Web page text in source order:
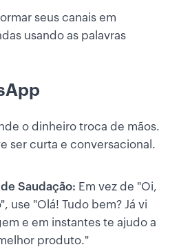
seus canais em
usando as palavras
o dinheiro troca de mãos.
ser curta e conversacional.
Saudação: Em vez de "Oi,
use "Olá! Tudo bem? Já vi
e em instantes te ajudo a
produto."